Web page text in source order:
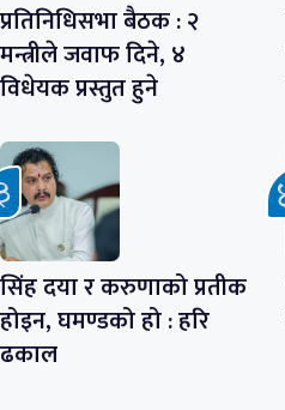
प्रतिनिधिसभा बैठक : २
मन्त्रीले जवाफ दिने, ४
विधेयक प्रस्तुत हुने
सिंह दया र करुणाको प्रतीक
होइन, घमण्डको हो : हरि
ढकाल